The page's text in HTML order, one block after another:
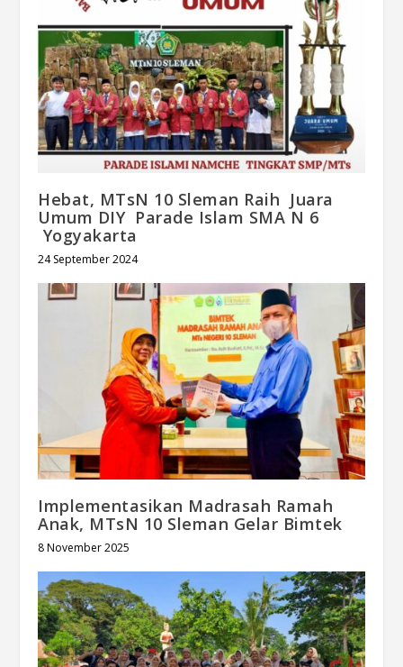
Hebat, MTsN 10 Sleman Raih Juara
Umum DIY Parade Islam SMA N 6
Yogyakarta
24 September 2024
Implementasikan Madrasah Ramah
Anak, MTsN 10 Sleman Gelar Bimtek
8 November 2025